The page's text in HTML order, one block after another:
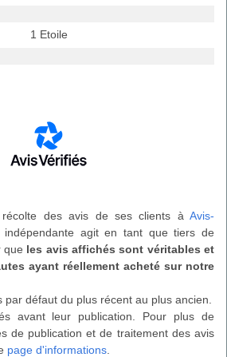
1 Etoile
des avis de ses clients à Avis-
indépendante agit en tant que tiers de
que les avis affichés sont véritables et
ayant réellement acheté sur notre
par défaut du plus récent au plus ancien.
avant leur publication. Pour plus de
de publication et de traitement des avis
page d'informations